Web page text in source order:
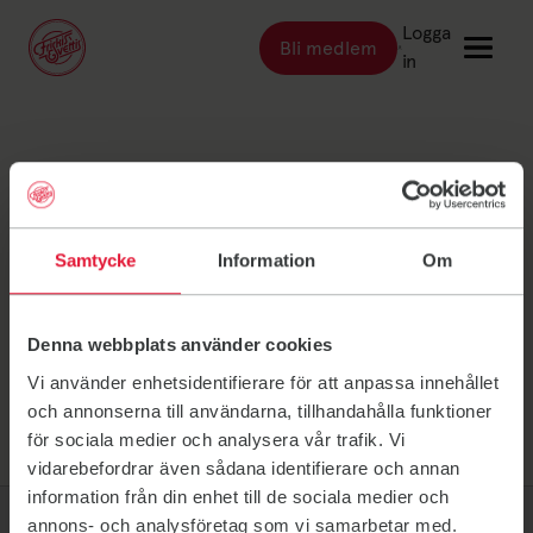
Samtycke Information Om
Denna webbplats använder cookies
Vi använder enhetsidentifierare för att anpassa innehållet
och annonserna till användarna, tillhandahålla funktioner
för sociala medier och analysera vår trafik. Vi
vidarebefordrar även sådana identifierare och annan
information från din enhet till de sociala medier och
annons- och analysföretag som vi samarbetar med.
Länk till: Bli medlem
Bli medlem
Logga
in
Länk till: Träna
Träna
Länk till: Träningsställen
Träningsställen
Länk till: Event & kurser
Event & kurser
Länk till: Schema
Schema
Logga in
Kungälv/Ale Annika
Jidekrans